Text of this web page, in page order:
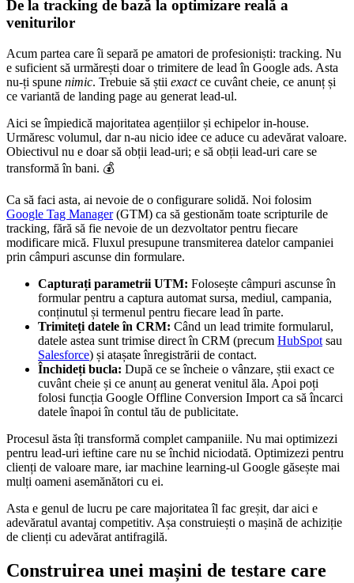
De la tracking de bază la optimizare reală a
veniturilor
Acum partea care îi separă pe amatori de profesioniști: tracking. Nu
e suficient să urmărești doar o trimitere de lead în Google ads. Asta
nu-ți spune nimic. Trebuie să știi exactce cuvânt cheie, ce anunț și
ce variantă de landing page au generat lead-ul.
Aici se împiedică majoritatea agențiilor și echipelor in-house.
Urmăresc volumul, dar n-au nicio idee ce aduce cu adevărat valoare.
Obiectivul nu e doar să obții lead-uri; e să obții lead-uri care se
transformă în bani. 💰
Ca să faci asta, ai nevoie de o configurare solidă. Noi folosim
Google Tag Manager(GTM) ca să gestionăm toate scripturile de
tracking, fără să fie nevoie de un dezvoltator pentru fiecare
modificare mică. Fluxul presupune transmiterea datelor campaniei
prin câmpuri ascunse din formulare.
Capturați parametrii UTM: Folosește câmpuri ascunse în
formular pentru a captura automat sursa, mediul, campania,
conținutul și termenul pentru fiecare lead în parte.
Trimiteți datele în CRM: Când un lead trimite formularul,
datele astea sunt trimise direct în CRM (precum HubSpot sau
Salesforce) și atașate înregistrării de contact.
Închideți bucla: După ce se încheie o vânzare, știi exact ce
cuvânt cheie și ce anunț au generat venitul ăla. Apoi poți
folosi funcția Google Offline Conversion Import ca să încarci
datele înapoi în contul tău de publicitate.
Procesul ăsta îți transformă complet campaniile. Nu mai optimizezi
pentru lead-uri ieftine care nu se închid niciodată. Optimizezi pentru
clienți de valoare mare, iar machine learning-ul Google găsește mai
mulți oameni asemănători cu ei.
Asta e genul de lucru pe care majoritatea îl fac greșit, dar aici e
adevăratul avantaj competitiv. Așa construiești o mașină de achiziție
de clienți cu adevărat antifragilă.
Construirea unei mașini de testare care